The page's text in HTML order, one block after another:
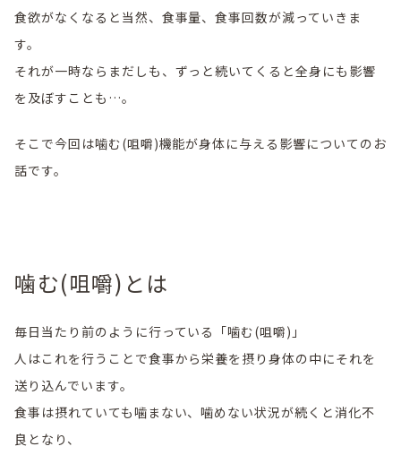
食欲がなくなると当然、食事量、食事回数が減っていきま
す。
それが一時ならまだしも、ずっと続いてくると全身にも影響
を及ぼすことも…。
そこで今回は噛む(咀嚼)機能が身体に与える影響についてのお
話です。
噛む(咀嚼)とは
毎日当たり前のように行っている「噛む(咀嚼)」
人はこれを行うことで食事から栄養を摂り身体の中にそれを
送り込んでいます。
食事は摂れていても噛まない、噛めない状況が続くと消化不
良となり、